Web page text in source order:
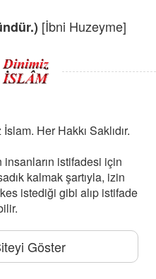
[İbni Huzeyme]
Her Hakkı Saklıdır.
istifadesi için
kalmak şartıyla, izin
istediği gibi alıp istifade
Göster